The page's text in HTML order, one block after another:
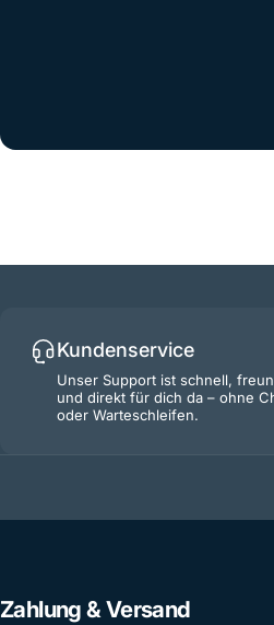
Kundenservice
Unser Support ist schnell,
und direkt für dich da – ohne
oder Warteschleifen.
Zahlung & Versand